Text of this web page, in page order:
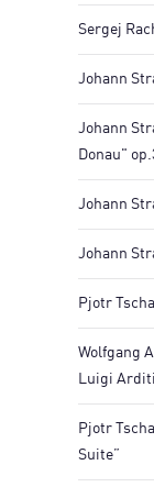
Sergej
Johann
Johann
Donau"
Johann
Johann
Pjotr
Wolfgang
Luigi
Pjotr
Suite”